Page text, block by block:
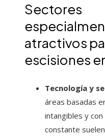
Sectores
atractivos
escisiones
Tecnología y
áreas basadas
intangibles y
constante